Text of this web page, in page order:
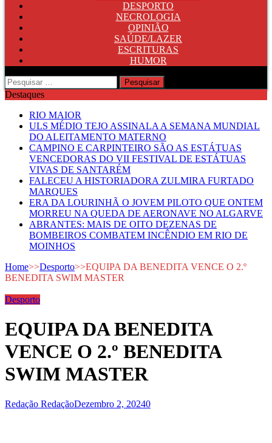
DESPORTO
NECROLOGIA
OPINIÃO
SAÚDE/LAZER
ESCRITURAS
HUMOR
Pesquisar
por:
Destaques
RIO MAIOR
ULS MÉDIO TEJO ASSINALA A SEMANA MUNDIAL
DO ALEITAMENTO MATERNO
CAMPINO E CARPINTEIRO SÃO AS ESTÁTUAS
VENCEDORAS DO VII FESTIVAL DE ESTÁTUAS
VIVAS DE SANTARÉM
FALECEU A HISTORIADORA ZULMIRA FURTADO
MARQUES
ERA DA LOURINHÃ O JOVEM PILOTO QUE ONTEM
MORREU NA QUEDA DE AERONAVE NO ALGARVE
ABRANTES: MAIS DE OITO DEZENAS DE
BOMBEIROS COMBATEM INCÊNDIO EM RIO DE
MOINHOS
Home>>Desporto>>EQUIPA DA BENEDITA VENCE O 2.º
BENEDITA SWIM MASTER
Desporto
EQUIPA DA BENEDITA
VENCE O 2.º BENEDITA
SWIM MASTER
Redação RedaçãoDezembro 2, 20240